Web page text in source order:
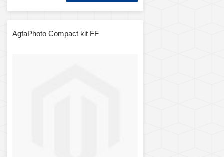
AgfaPhoto Compact kit FF